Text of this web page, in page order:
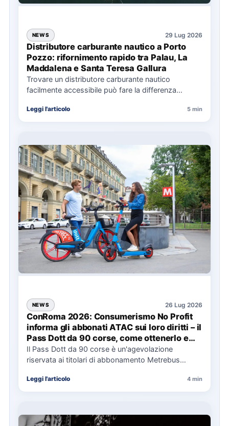
NEWS 29 Lug 2026
Distributore carburante nautico a Porto
Pozzo: rifornimento rapido tra Palau, La
Maddalena e Santa Teresa Gallura
Trovare un distributore carburante nautico
facilmente accessibile può fare la differenza
soprattutto…
Leggi l'articolo 5 min
NEWS 26 Lug 2026
ConRoma 2026: Consumerismo No Profit
informa gli abbonati ATAC sui loro diritti – il
Pass Dott da 90 corse, come ottenerlo e
cosa spetta in caso di disservizi
Il Pass Dott da 90 corse è un'agevolazione
riservata ai titolari di abbonamento Metrebus
Leggi l'articolo 4 min